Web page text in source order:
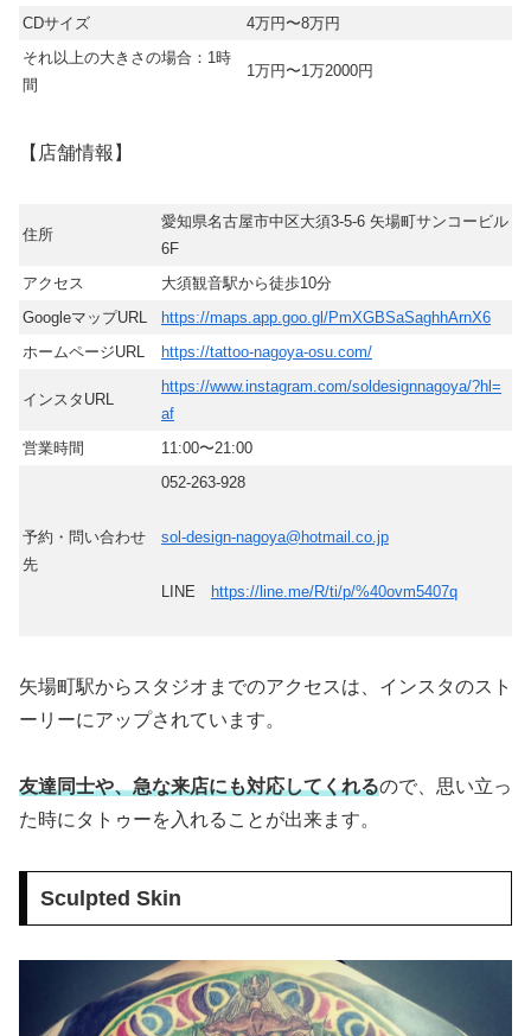
CDサイズ
4万円〜8万円
それ以上の大きさの場合：1時
間
1万円〜1万2000円
【店舗情報】
住所
愛知県名古屋市中区大須3-5-6 矢場町サンコービル
6F
アクセス
大須観音駅から徒歩10分
GoogleマップURL
https://maps.app.goo.gl/PmXGBSaSaghhArnX6
ホームページURL
https://tattoo-nagoya-osu.com/
インスタURL
https://www.instagram.com/soldesignnagoya/?hl=
af
営業時間
11:00〜21:00
予約・問い合わせ
先
052-263-928
sol-design-nagoya@hotmail.co.jp
LINE https://line.me/R/ti/p/%40ovm5407q
矢場町駅からスタジオまでのアクセスは、インスタのスト
ーリーにアップされています。
友達同士や、急な来店にも対応してくれるので、思い立っ
た時にタトゥーを入れることが出来ます。
Sculpted Skin